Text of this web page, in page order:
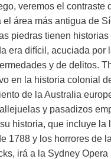
veremos el contraste
área más antigua de
piedras tienen
era difícil, acuciada por
y de delitos.
en la historia colonial
de la Australia
y pasadizos
historia, que incluye la
1788 y los horrores de
irá a la Sydney